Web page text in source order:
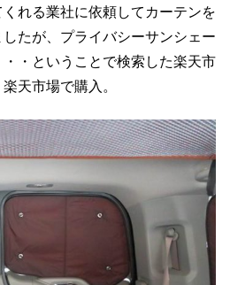
れる業社に依頼してカーテンを
たが、プライバシーサンシェー
・・ということで検索した楽天市
天市場で購入。